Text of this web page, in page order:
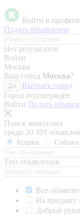
Войти в
Подать объявление
Нет результатов
Войти
Москва
Ваш город Москва?
Да
Выбрать город
Город подтверждён
Войти Подать
Поиск животных
среди 20 329
Кошки
Собаки
Тип объявления
Все
На продажу
Добрые